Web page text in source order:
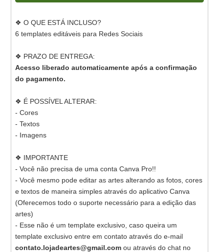
❖ O QUE ESTÁ INCLUSO?
6 templates editáveis para Redes Sociais
❖ PRAZO DE ENTREGA:
Acesso liberado automaticamente após a confirmação
do pagamento.
❖ É POSSÍVEL ALTERAR:
- Cores
- Textos
- Imagens
❖ IMPORTANTE
- Você não precisa de uma conta Canva Pro!!
- Você mesmo pode editar as artes alterando as fotos, cores
e textos de maneira simples através do aplicativo Canva
(Oferecemos todo o suporte necessário para a edição das
artes)
- Esse não é um template exclusivo, caso queira um
template exclusivo entre em contato através do e-mail
contato.lojadeartes@gmail.com ou através do chat no